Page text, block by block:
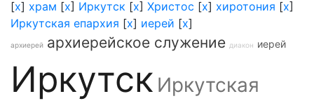
[x] храм [x] Иркутск [x] Христос [x] хиротония [x]
Иркутская епархия [x] иерей [x]
архиерей архиерейское служение диакон иерей
Иркутск Иркутская